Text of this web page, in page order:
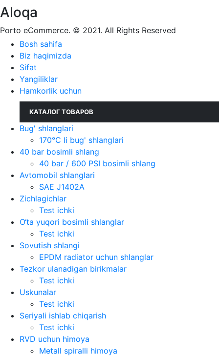
Aloqa
Porto eCommerce. © 2021. All Rights Reserved
Bosh sahifa
Biz haqimizda
Sifat
Yangiliklar
Hamkorlik uchun
КАТАЛОГ ТОВАРОВ
Bug' shlanglari
170°C li bug' shlanglari
40 bar bosimli shlang
40 bar / 600 PSI bosimli shlang
Avtomobil shlanglari
SAE J1402A
Zichlagichlar
Test ichki
O‘ta yuqori bosimli shlanglar
Test ichki
Sovutish shlangi
EPDM radiator uchun shlanglar
Tezkor ulanadigan birikmalar
Test ichki
Uskunalar
Test ichki
Seriyali ishlab chiqarish
Test ichki
RVD uchun himoya
Metall spiralli himoya